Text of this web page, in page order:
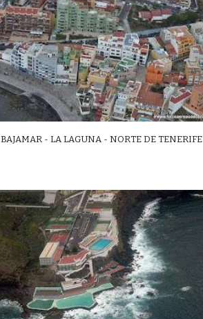
BAJAMAR - LA LAGUNA - NORTE DE TENERIFE